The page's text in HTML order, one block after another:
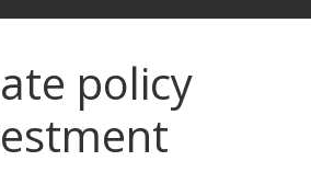
policy